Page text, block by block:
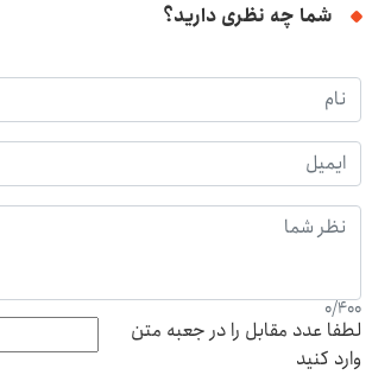
شما چه نظری دارید؟
0/400
لطفا عدد مقابل را در جعبه متن
وارد کنید